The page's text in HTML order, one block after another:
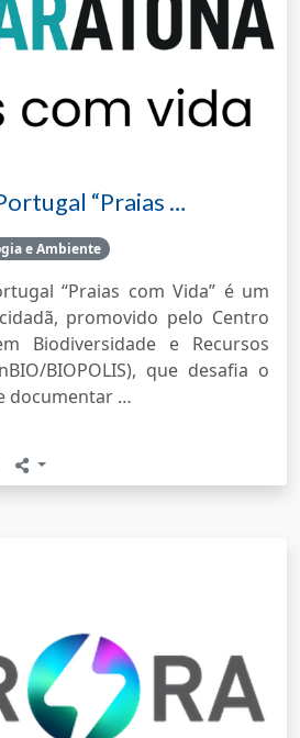
“Praias …
e Ambiente
“Praias com Vida” é um
promovido pelo Centro
Biodiversidade e Recursos
BIOPOLIS), que desafia o
documentar …